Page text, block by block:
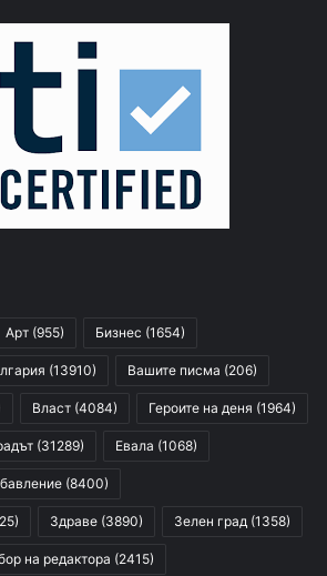
Арт (955) Бизнес (1654)
(13910) Вашите писма (206)
Власт (4084) Героите на деня (1964)
(31289) Евала (1068)
(8400)
Здраве (3890) Зелен град (1358)
на редактора (2415)